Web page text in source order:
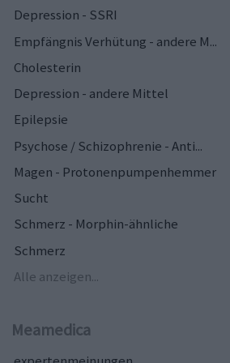
Depression - SSRI
Empfängnis Verhütung - andere M...
Cholesterin
Depression - andere Mittel
Epilepsie
Psychose / Schizophrenie - Anti...
Magen - Protonenpumpenhemmer
Sucht
Schmerz - Morphin-ähnliche
Schmerz
Alle anzeigen...
Meamedica